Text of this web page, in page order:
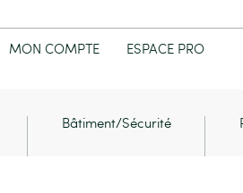
MON COMPTE ESPACE PRO
Bâtiment/Sécurité